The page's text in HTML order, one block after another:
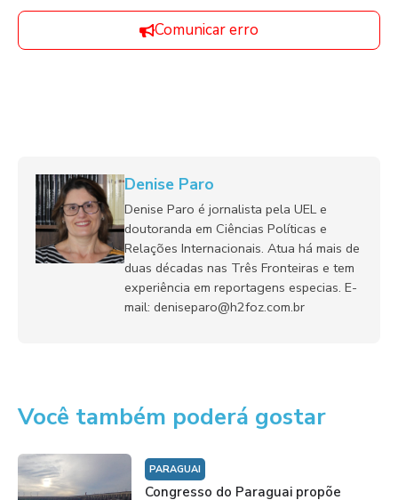
Comunicar erro
Denise Paro
Denise Paro é jornalista pela UEL e
doutoranda em Ciências Políticas e
Relações Internacionais. Atua há mais de
duas décadas nas Três Fronteiras e tem
experiência em reportagens especias. E-
mail: deniseparo@h2foz.com.br
Você também poderá gostar
PARAGUAI
Congresso do Paraguai propõe